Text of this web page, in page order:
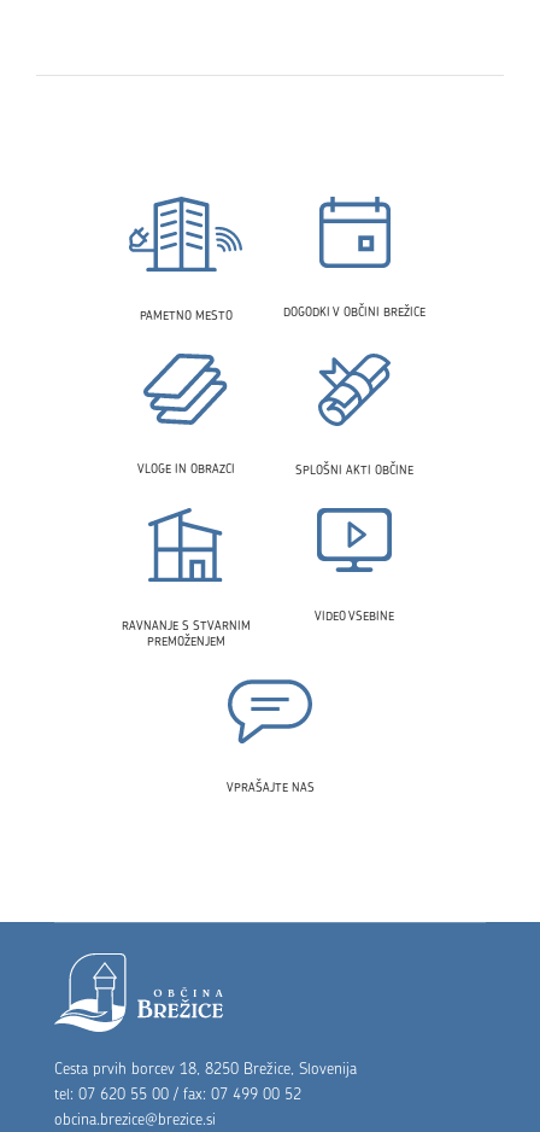
PAMETNO MESTO DOGODKI V OBČINI BREŽICE
VLOGE IN OBRAZCI SPLOŠNI AKTI OBČINE
RAVNANJE S STVARNIM
PREMOŽENJEM
VIDEO VSEBINE
VPRAŠAJTE NAS
Noga strani
Cesta prvih borcev 18, 8250 Brežice, Slovenija
tel: 07 620 55 00 / fax: 07 499 00 52
obcina.brezice@brezice.si